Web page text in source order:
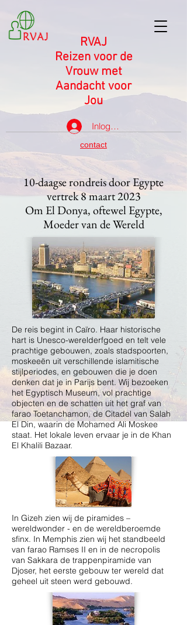
RVAJ
Reizen voor de
Vrouw met
Aandacht voor
Jou
contact
Inloggen
10-daagse rondreis door Egypte
vertrek 8 maart 2023
Om El Donya, oftewel Egypte,
Moeder van de Wereld
De reis begint in Caïro. Haar historische
hart is Unesco-werelderfgoed en telt vele
prachtige gebouwen, zoals stadspoorten,
moskeeën uit verschillende islamitische
stijlperiodes, en gebouwen die je doen
denken dat je in Parijs bent. Wij bezoeken
het Egyptisch Museum, vol prachtige
objecten en de schatten uit het graf van
farao Toetanchamon, de Citadel van Salah
El Din, waarin de Mohamed Ali Moskee
staat. Het lokale leven ervaar je in de Khan
El Khalili Bazaar.
In Gizeh zien wij de piramides –
wereldwonder - en de wereldberoemde
sfinx. In Memphis zien wij het standbeeld
van farao Ramses II en in de necropolis
van Sakkara de trappenpiramide van
Djoser, het eerste gebouw ter wereld dat
geheel uit steen werd gebouwd.